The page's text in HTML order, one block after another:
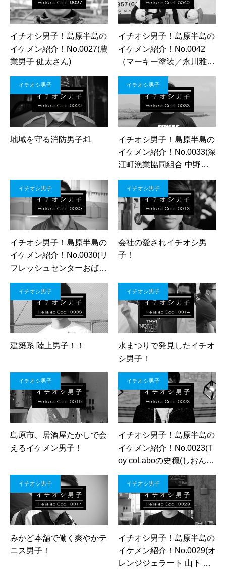
イチオシ男子！島原半島の
イケメン紹介！No.0027(農
業男子 健太さん)
イチオシ男子！島原半島の
イケメン紹介！No.0042
（マーキー塗装／永川雅樹
イチオシ男子
地域を守る消防男子♯1
イチオシ男子
イチオシ男子！島原半島の
イケメン紹介！No.0033(深
江町漁業協同組合 中野開
イチオシ男子
イチオシ男子！島原半島の
イケメン紹介！No.0030(リ
フレッシュセンターおばま
イチオシ男子
会社の愛されイチオシ男
子！
イチオシ男子
建築系 陸上男子！！
イチオシ男子
水まつりで発見したイチオ
シ男子！
イチオシ男子
島原市、居酒屋たかしで会
えるイケメン男子！
イチオシ男子
イチオシ男子！島原半島の
イケメン紹介！No.0023(T
oy coLaboの史穏(しおん)
さん)
イチオシ男子
みかど本舗で働く爽やかテ
ニス男子！
イチオシ男子
イチオシ男子！島原半島の
イケメン紹介！No.0029(オ
レンジジェラート 山下 晃